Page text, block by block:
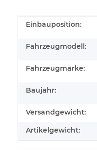
Produkteigenschaft
Wert
Einbauposition:
Fahrzeugmodell:
Fahrzeugmarke:
Baujahr:
Versandgewicht:
Artikelgewicht: